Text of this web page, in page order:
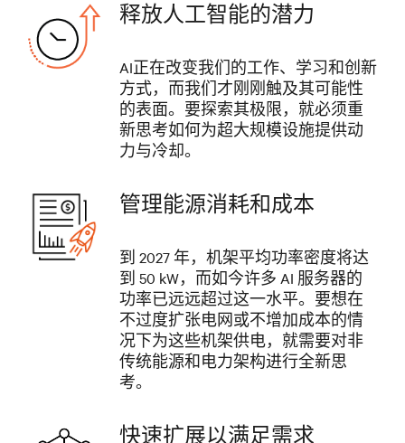
释放人工智能的潜力
AI正在改变我们的工作、学习和创新
方式，而我们才刚刚触及其可能性
的表面。要探索其极限，就必须重
新思考如何为超大规模设施提供动
力与冷却。
管理能源消耗和成本
到 2027 年，机架平均功率密度将达
到 50 kW，而如今许多 AI 服务器的
功率已远远超过这一水平。要想在
不过度扩张电网或不增加成本的情
况下为这些机架供电，就需要对非
传统能源和电力架构进行全新思
考。
快速扩展以满足需求